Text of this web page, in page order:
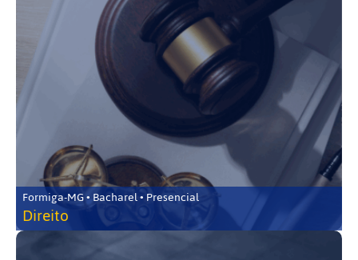
Formiga-MG • Bacharel • Presencial
Direito